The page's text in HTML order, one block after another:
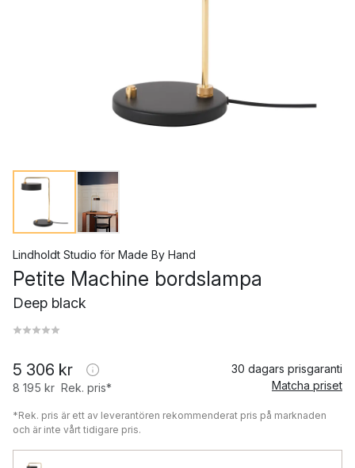
Lindholdt Studio för Made By Hand
Petite Machine bordslampa
Deep black
5 306 kr
8 195 kr Rek. pris*
30 dagars prisgaranti
Matcha priset
*Rek. pris är ett av leverantören rekommenderat pris på marknaden
och är inte vårt tidigare pris.